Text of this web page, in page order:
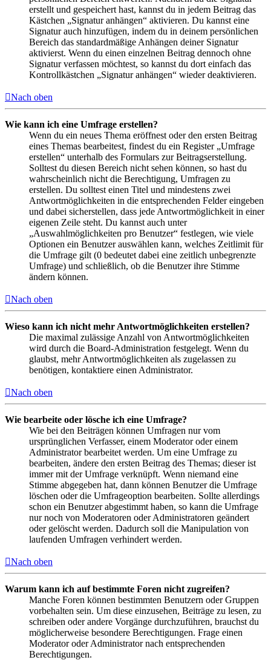
erstellt und gespeichert hast, kannst du in jedem Beitrag das
Kästchen „Signatur anhängen“ aktivieren. Du kannst eine
Signatur auch hinzufügen, indem du in deinem persönlichen
Bereich das standardmäßige Anhängen deiner Signatur
aktivierst. Wenn du einen einzelnen Beitrag dennoch ohne
Signatur verfassen möchtest, so kannst du dort einfach das
Kontrollkästchen „Signatur anhängen“ wieder deaktivieren.
Nach oben
Wie kann ich eine Umfrage erstellen?
Wenn du ein neues Thema eröffnest oder den ersten Beitrag
eines Themas bearbeitest, findest du ein Register „Umfrage
erstellen“ unterhalb des Formulars zur Beitragserstellung.
Solltest du diesen Bereich nicht sehen können, so hast du
wahrscheinlich nicht die Berechtigung, Umfragen zu
erstellen. Du solltest einen Titel und mindestens zwei
Antwortmöglichkeiten in die entsprechenden Felder eingeben
und dabei sicherstellen, dass jede Antwortmöglichkeit in einer
eigenen Zeile steht. Du kannst auch unter
„Auswahlmöglichkeiten pro Benutzer“ festlegen, wie viele
Optionen ein Benutzer auswählen kann, welches Zeitlimit für
die Umfrage gilt (0 bedeutet dabei eine zeitlich unbegrenzte
Umfrage) und schließlich, ob die Benutzer ihre Stimme
ändern können.
Nach oben
Wieso kann ich nicht mehr Antwortmöglichkeiten erstellen?
Die maximal zulässige Anzahl von Antwortmöglichkeiten
wird durch die Board-Administration festgelegt. Wenn du
glaubst, mehr Antwortmöglichkeiten als zugelassen zu
benötigen, kontaktiere einen Administrator.
Nach oben
Wie bearbeite oder lösche ich eine Umfrage?
Wie bei den Beiträgen können Umfragen nur vom
ursprünglichen Verfasser, einem Moderator oder einem
Administrator bearbeitet werden. Um eine Umfrage zu
bearbeiten, ändere den ersten Beitrag des Themas; dieser ist
immer mit der Umfrage verknüpft. Wenn niemand eine
Stimme abgegeben hat, dann können Benutzer die Umfrage
löschen oder die Umfrageoption bearbeiten. Sollte allerdings
schon ein Benutzer abgestimmt haben, so kann die Umfrage
nur noch von Moderatoren oder Administratoren geändert
oder gelöscht werden. Dadurch soll die Manipulation von
laufenden Umfragen verhindert werden.
Nach oben
Warum kann ich auf bestimmte Foren nicht zugreifen?
Manche Foren können bestimmten Benutzern oder Gruppen
vorbehalten sein. Um diese einzusehen, Beiträge zu lesen, zu
schreiben oder andere Vorgänge durchzuführen, brauchst du
möglicherweise besondere Berechtigungen. Frage einen
Moderator oder Administrator nach entsprechenden
Berechtigungen.